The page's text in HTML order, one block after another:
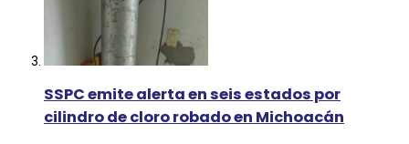
SSPC emite alerta en seis estados por
cilindro de cloro robado en Michoacán